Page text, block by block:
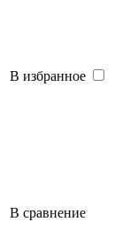
В избранное
В сравнение